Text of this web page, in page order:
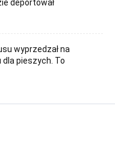
deportował
wyprzedzał na
pieszych. To